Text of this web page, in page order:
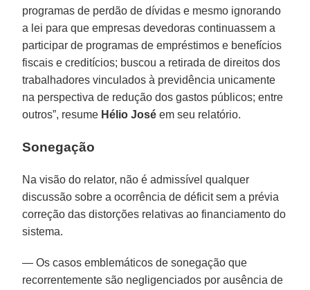
programas de perdão de dívidas e mesmo ignorando
a lei para que empresas devedoras continuassem a
participar de programas de empréstimos e benefícios
fiscais e creditícios; buscou a retirada de direitos dos
trabalhadores vinculados à previdência unicamente
na perspectiva de redução dos gastos públicos; entre
outros”, resume Hélio José em seu relatório.
Sonegação
Na visão do relator, não é admissível qualquer
discussão sobre a ocorrência de déficit sem a prévia
correção das distorções relativas ao financiamento do
sistema.
— Os casos emblemáticos de sonegação que
recorrentemente são negligenciados por ausência de